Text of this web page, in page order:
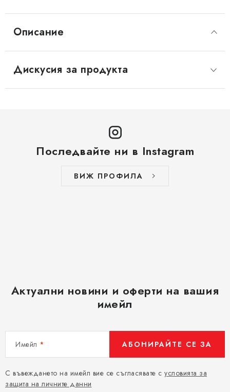
Описание
Дискусия за продукта
Последвайте ни в Instagram
ВИЖ ПРОФИЛА
Актуални новини и оферти на вашия
имейл
Имейл
С въвеждането на имейл вие се съгласявате с условията за
защита на личните данни
АБОНИРАЙТЕ СЕ ЗА